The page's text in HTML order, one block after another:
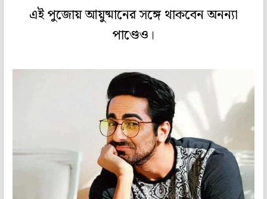
এই পুজোয় আয়ুষ্মানের সঙ্গে থাকবেন অনন্যা
পাণ্ডেও।